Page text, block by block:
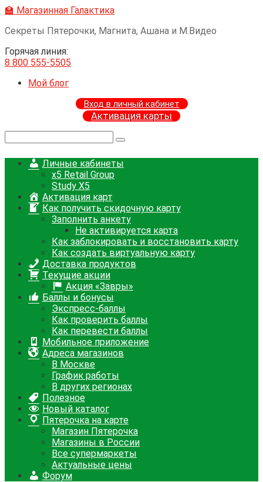
Перейти
контенту
🏫 Магазинная Галактика
Секреты Пятерочки, Магнита, Ашана и М.Видео
Горячая линия:
8 800 555-5505
Мой блог
Вход в личный кабинет
Активация карты
Личные кабинеты
x5 Retail Group
Study X5
Активация карт
Как получить скидочную карту
Заполнить анкету
Не активируется карта
Как заблокировать и восстановить карту
Как создать виртуальную карту
Доставка продуктов
Текущие акции
Акция «Завры»
Баллы и бонусы
Экспресс-баллы
Как проверить баллы
Как перевести баллы
Мобильное приложение
Адреса магазинов
В Москве
График работы
В других регионах
Полезное
Новый каталог
Пятерочка на карте
Магазин Пятерочка
Магазины в России
Все супермаркеты
Актуальные цены
Форум